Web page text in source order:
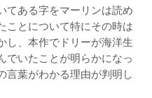
てある字をマーリンは読め
ことについて特にその時は
し、本作でドリーが海洋生
でいたことが明らかになっ
言葉がわかる理由が判明し